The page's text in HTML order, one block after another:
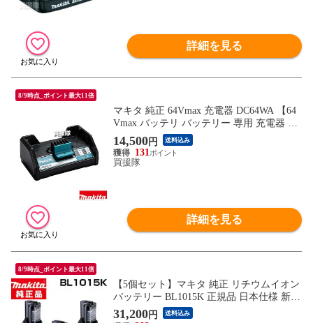
詳細を見る
8/9時点_ポイント最大11倍
マキタ 純正 64Vmax 充電器 DC64WA 【64
Vmax バッテリ バッテリー 専用 充電器 交
換品 オプション 替え チャーヂャー チャー
ジャー 充電 電動 工具 DIY オプション品 m
akita 正規品 マキタ 純正 日本仕様 マキタ
14,500円 送料込み
131
買援隊
詳細を見る
8/9時点_ポイント最大11倍
【5個セット】マキタ 純正 リチウムイオン
バッテリー BL1015K 正規品 日本仕様 新品
差込式 10.8V-1.5Ah【充電式 バッテリー式
31,200円 送料込み